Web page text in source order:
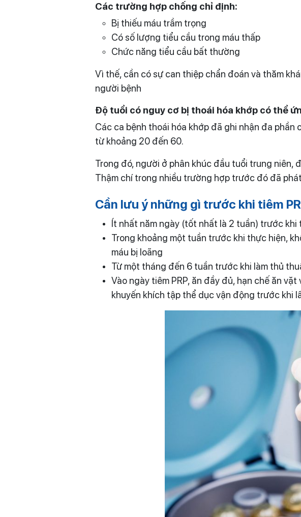
Các trường hợp chống chỉ định:
Bị thiếu máu trầm trọng
Có số lượng tiểu cầu trong máu thấp
Chức năng tiểu cầu bất thường
Vì thế, cần có sự can thiệp chẩn đoán và thăm
người bệnh
Độ tuổi có nguy cơ bị thoái hóa khớp có thể
Các ca bệnh thoái hóa khớp đã ghi nhận đa
từ khoảng 20 đến 60.
Trong đó, người ở phân khúc đầu tuổi trung
Thậm chí trong nhiều trường hợp trước đó đã
Cần lưu ý những gì trước khi tiêm
Ít nhất năm ngày (tốt nhất là 2 tuần) trước
Trong khoảng một tuần trước khi thực hiện,
máu bị loãng
Từ một tháng đến 6 tuần trước khi làm thủ
Vào ngày tiêm PRP, ăn đầy đủ, hạn chế ăn
khuyến khích tập thể dục vận động trước khi